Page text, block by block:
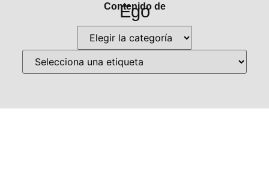
Contenido de
Ego